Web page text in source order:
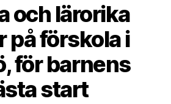
och lärorika
på förskola i
för barnens
start